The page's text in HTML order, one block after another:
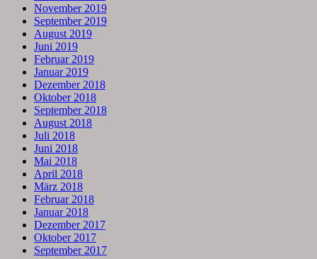
November 2019
September 2019
August 2019
Juni 2019
Februar 2019
Januar 2019
Dezember 2018
Oktober 2018
September 2018
August 2018
Juli 2018
Juni 2018
Mai 2018
April 2018
März 2018
Februar 2018
Januar 2018
Dezember 2017
Oktober 2017
September 2017